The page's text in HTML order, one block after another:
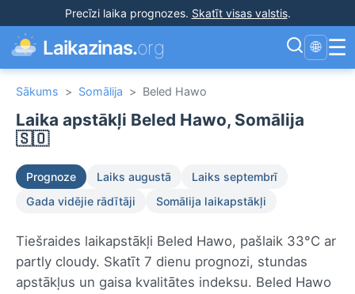
Precīzi laika prognozes. Skatīt visas valstis.
Laikazinas.org 🌐 ☰
Sākums > Somālija > Beled Hawo
Laika apstākļi Beled Hawo, Somālija
🇸🇴
Prognoze Laiks augustā
Laiks septembrī
Gada vidējie rādītāji
Somālija laikapstākļi
Tiešraides laikapstākļi Beled Hawo, pašlaik 33°C ar
partly cloudy. Skatīt 7 dienu prognozi, stundas
apstākļus un gaisa kvalitātes indeksu. Beled Hawo